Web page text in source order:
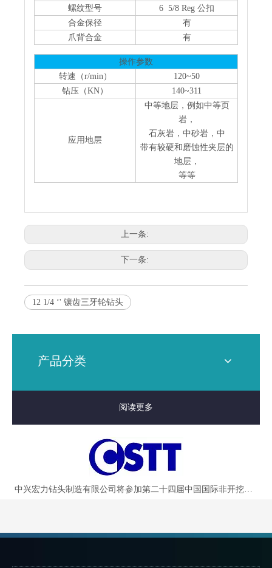
螺纹型号
6 5/8 Reg 公扣
合金保径
有
爪背合金
有
操作参数
转速（r/min）
120~50
钻压（KN）
140~311
应用地层
中等地层，例如中等页
岩，
石灰岩，中砂岩，中
带有较硬和磨蚀性夹层的
地层，
等等
上一条:
下一条:
12 1/4 ‘' 镶齿三牙轮钻头
产品分类
阅读更多